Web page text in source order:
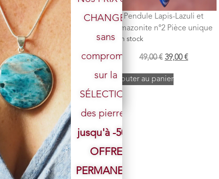
Pendule Quartz Rose et
Amazonite n°2 Pièce unique
1 en stock
49,00 € 39,00
Ajouter au panier
Pendule Lapis-Lazuli et
Amazonite n°2 Pièce unique
2 en stock
49,00€ 39,00€
Ajouter au panier
Votre email
CHANGÉ,
sans
compromis
sur la
SÉLECTION
des pierres.
jusqu'à -50%
OFFRE
PERMANENTE